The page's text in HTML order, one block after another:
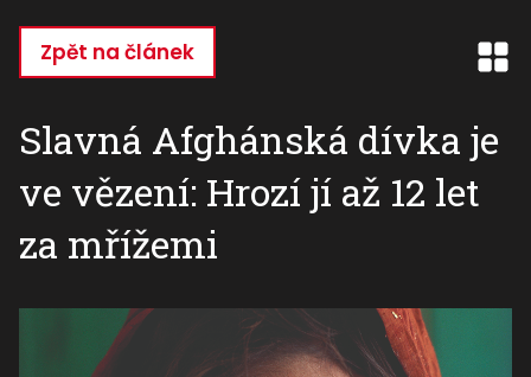
hlavnímu
Zpět na článek
Slavná Afghánská dívka je
ve vězení: Hrozí jí až 12 let
za mřížemi